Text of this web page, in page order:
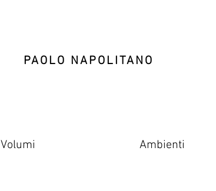
PAOLO NAPOLITANO
Volumi Ambienti